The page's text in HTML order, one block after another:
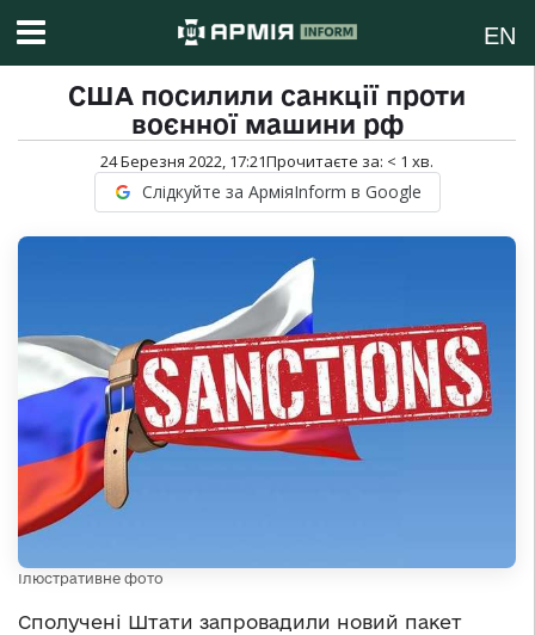
EN
США посилили санкції проти
воєнної машини рф
24 Березня 2022, 17:21Прочитаєте за: < 1 хв.
Слідкуйте за АрміяInform в Google
Ілюстративне фото
Сполучені Штати запровадили новий пакет